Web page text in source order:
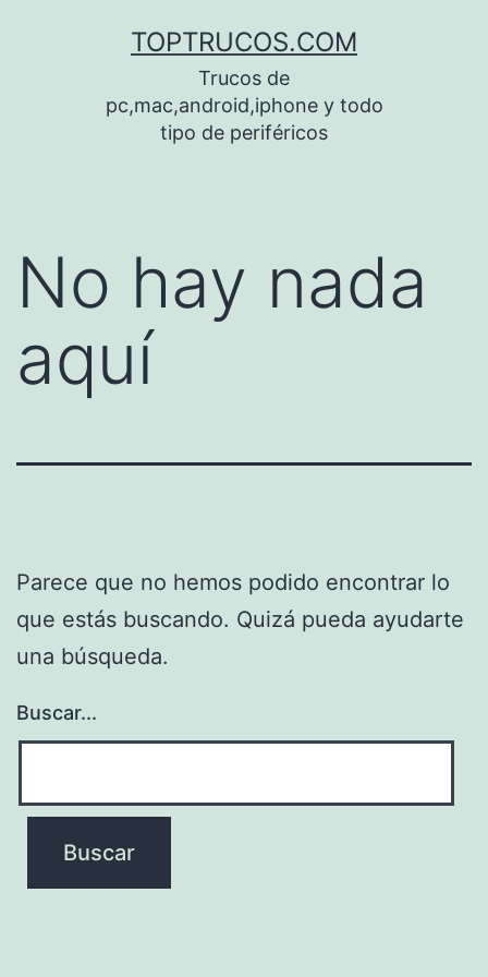
TOPTRUCOS.COM
Trucos de
pc,mac,android,iphone y todo
tipo de periféricos
No hay nada
aquí
Parece que no hemos podido encontrar lo
que estás buscando. Quizá pueda ayudarte
una búsqueda.
Buscar...